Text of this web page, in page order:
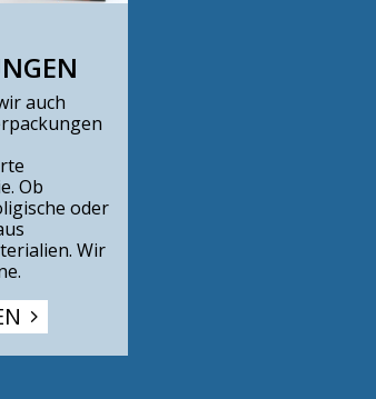
auch
Ob
oder
Wir